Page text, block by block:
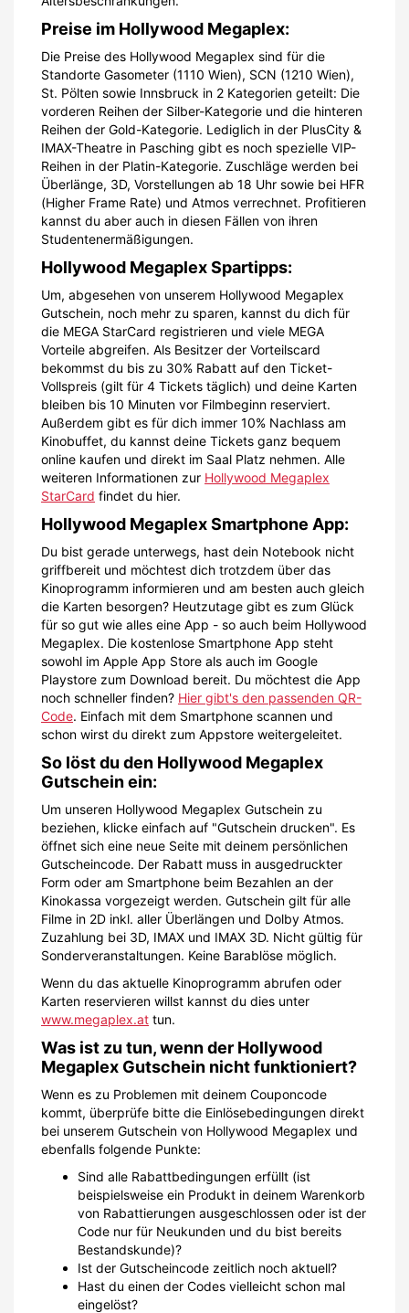
Preise im Hollywood Megaplex:
Die Preise des Hollywood Megaplex sind für die
Standorte Gasometer (1110 Wien), SCN (1210 Wien),
St. Pölten sowie Innsbruck in 2 Kategorien geteilt: Die
vorderen Reihen der Silber-Kategorie und die hinteren
Reihen der Gold-Kategorie. Lediglich in der PlusCity &
IMAX-Theatre in Pasching gibt es noch spezielle VIP-
Reihen in der Platin-Kategorie. Zuschläge werden bei
Überlänge, 3D, Vorstellungen ab 18 Uhr sowie bei HFR
(Higher Frame Rate) und Atmos verrechnet. Profitieren
kannst du aber auch in diesen Fällen von ihren
Studentenermäßigungen.
Hollywood Megaplex Spartipps:
Um, abgesehen von unserem Hollywood Megaplex
Gutschein, noch mehr zu sparen, kannst du dich für
die MEGA StarCard registrieren und viele MEGA
Vorteile abgreifen. Als Besitzer der Vorteilscard
bekommst du bis zu 30% Rabatt auf den Ticket-
Vollspreis (gilt für 4 Tickets täglich) und deine Karten
bleiben bis 10 Minuten vor Filmbeginn reserviert.
Außerdem gibt es für dich immer 10% Nachlass am
Kinobuffet, du kannst deine Tickets ganz bequem
online kaufen und direkt im Saal Platz nehmen. Alle
weiteren Informationen zur Hollywood Megaplex
StarCard findet du hier.
Hollywood Megaplex Smartphone App:
Du bist gerade unterwegs, hast dein Notebook nicht
griffbereit und möchtest dich trotzdem über das
Kinoprogramm informieren und am besten auch gleich
die Karten besorgen? Heutzutage gibt es zum Glück
für so gut wie alles eine App - so auch beim Hollywood
Megaplex. Die kostenlose Smartphone App steht
sowohl im Apple App Store als auch im Google
Playstore zum Download bereit. Du möchtest die App
noch schneller finden? Hier gibt's den passenden QR-
Code. Einfach mit dem Smartphone scannen und
schon wirst du direkt zum Appstore weitergeleitet.
So löst du den Hollywood Megaplex
Gutschein ein:
Um unseren Hollywood Megaplex Gutschein zu
beziehen, klicke einfach auf "Gutschein drucken". Es
öffnet sich eine neue Seite mit deinem persönlichen
Gutscheincode. Der Rabatt muss in ausgedruckter
Form oder am Smartphone beim Bezahlen an der
Kinokassa vorgezeigt werden. Gutschein gilt für alle
Filme in 2D inkl. aller Überlängen und Dolby Atmos.
Zuzahlung bei 3D, IMAX und IMAX 3D. Nicht gültig für
Sonderveranstaltungen. Keine Barablöse möglich.
Wenn du das aktuelle Kinoprogramm abrufen oder
Karten reservieren willst kannst du dies unter
www.megaplex.at tun.
Was ist zu tun, wenn der Hollywood
Megaplex Gutschein nicht funktioniert?
Wenn es zu Problemen mit deinem Couponcode
kommt, überprüfe bitte die Einlösebedingungen direkt
bei unserem Gutschein von Hollywood Megaplex und
ebenfalls folgende Punkte:
Sind alle Rabattbedingungen erfüllt (ist
beispielsweise ein Produkt in deinem Warenkorb
von Rabattierungen ausgeschlossen oder ist der
Code nur für Neukunden und du bist bereits
Bestandskunde)?
Ist der Gutscheincode zeitlich noch aktuell?
Hast du einen der Codes vielleicht schon mal
eingelöst?